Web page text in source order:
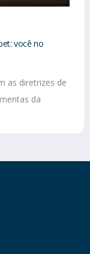
você no
as diretrizes de
da